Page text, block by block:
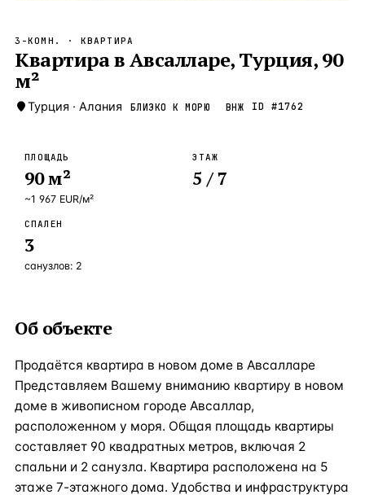
Новороссийск — Локация Россия · 2
Стамбул
Анталия
ЧАСТО ИЩУТ
Турция Кипр
3-КОМН. · КВАРТИРА
Квартира в Авсалларе, Турция, 90
м²
Турция · Алания БЛИЗКО К МОРЮ ВНЖ ID #1762
ПЛОЩАДЬ
90м²
~1 967 EUR/м²
ЭТАЖ
5 / 7
СПАЛЕН
3
санузлов: 2
Об объекте
Продаётся квартира в новом доме в Авсалларе
Представляем Вашему вниманию квартиру в новом
доме в живописном городе Авсаллар,
расположенном у моря. Общая площадь квартиры
составляет 90 квадратных метров, включая 2
спальни и 2 санузла. Квартира расположена на 5
этаже 7-этажного дома. Удобства и инфраструктура